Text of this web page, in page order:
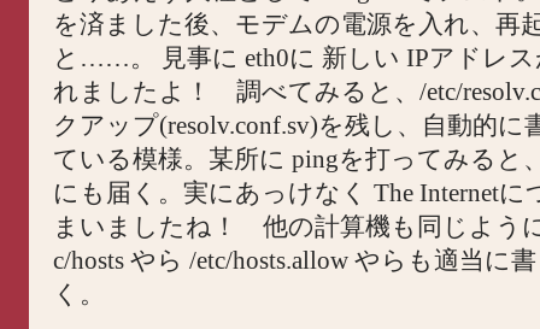
を済ました後、モデムの電源を入れ、再
と……。 見事に eth0に 新しい IPアドレ
れましたよ！ 調べてみると、/etc/
クアップ(resolv.conf.sv)を残し、自動的に
ている模様。某所に pingを打ってみると
にも届く。実にあっけなく The Internetに
まいましたね！ 他の計算機も同じよう
c/hosts やら /etc/hosts.allow やらも適当に
く。